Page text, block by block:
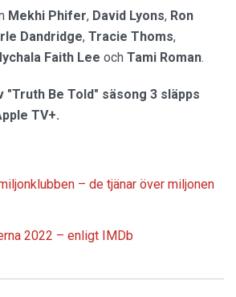
Mekhi Phifer, David Lyons, Ron
Dandridge, Tracie Thoms,
Faith Lee och Tami Roman.
Be Told" säsong 3 släpps
TV+.
– de tjänar över miljonen
2022 – enligt IMDb